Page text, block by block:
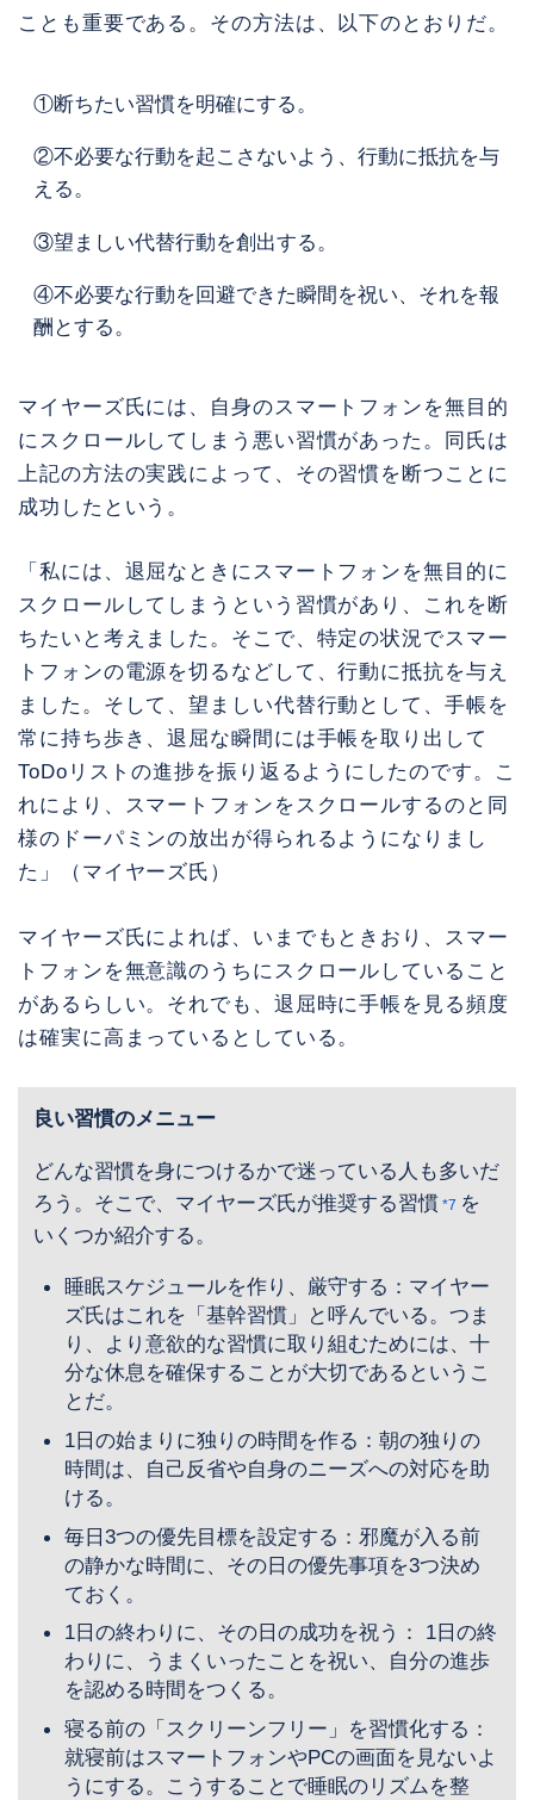
ことも重要である。その方法は、以下のとおりだ。
①断ちたい習慣を明確にする。
②不必要な行動を起こさないよう、行動に抵抗を与
える。
③望ましい代替行動を創出する。
④不必要な行動を回避できた瞬間を祝い、それを報
酬とする。
マイヤーズ氏には、自身のスマートフォンを無目的
にスクロールしてしまう悪い習慣があった。同氏は
上記の方法の実践によって、その習慣を断つことに
成功したという。
「私には、退屈なときにスマートフォンを無目的に
スクロールしてしまうという習慣があり、これを断
ちたいと考えました。そこで、特定の状況でスマー
トフォンの電源を切るなどして、行動に抵抗を与え
ました。そして、望ましい代替行動として、手帳を
常に持ち歩き、退屈な瞬間には手帳を取り出して
ToDoリストの進捗を振り返るようにしたのです。こ
れにより、スマートフォンをスクロールするのと同
様のドーパミンの放出が得られるようになりまし
た」（マイヤーズ氏）
マイヤーズ氏によれば、いまでもときおり、スマー
トフォンを無意識のうちにスクロールしていること
があるらしい。それでも、退屈時に手帳を見る頻度
は確実に高まっているとしている。
良い習慣のメニュー
どんな習慣を身につけるかで迷っている人も多いだ
ろう。そこで、マイヤーズ氏が推奨する習慣 *7 を
いくつか紹介する。
睡眠スケジュールを作り、厳守する：マイヤー
ズ氏はこれを「基幹習慣」と呼んでいる。つま
り、より意欲的な習慣に取り組むためには、十
分な休息を確保することが大切であるというこ
とだ。
1日の始まりに独りの時間を作る：朝の独りの
時間は、自己反省や自身のニーズへの対応を助
ける。
毎日3つの優先目標を設定する：邪魔が入る前
の静かな時間に、その日の優先事項を3つ決め
ておく。
1日の終わりに、その日の成功を祝う： 1日の終
わりに、うまくいったことを祝い、自分の進歩
を認める時間をつくる。
寝る前の「スクリーンフリー」を習慣化する：
就寝前はスマートフォンやPCの画面を見ないよ
うにする。こうすることで睡眠のリズムを整